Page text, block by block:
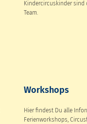
Kindercircuskinder sind
Team.
Workshops
Hier findest Du alle
Ferienworkshops,